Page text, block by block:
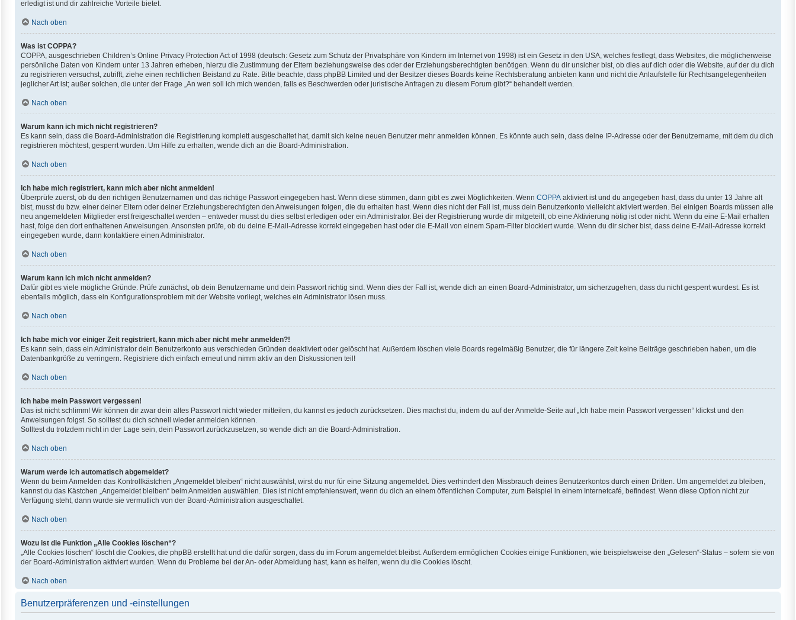
erledigt ist und dir zahlreiche Vorteile bietet.
Nach oben
Was ist COPPA?
COPPA, ausgeschrieben Children’s Online Privacy Protection Act of 1998 (deutsch: Gesetz zum Schutz der Privatsphäre von Kindern im Internet von 1998) ist ein Gesetz in den USA, welches festlegt, dass Websites, die möglicherweise
persönliche Daten von Kindern unter 13 Jahren erheben, hierzu die Zustimmung der Eltern beziehungsweise des oder der Erziehungsberechtigten benötigen. Wenn du dir unsicher bist, ob dies auf dich oder die Website, auf der du dich
zu registrieren versuchst, zutrifft, ziehe einen rechtlichen Beistand zu Rate. Bitte beachte, dass phpBB Limited und der Besitzer dieses Boards keine Rechtsberatung anbieten kann und nicht die Anlaufstelle für Rechtsangelegenheiten
jeglicher Art ist; außer solchen, die unter der Frage „An wen soll ich mich wenden, falls es Beschwerden oder juristische Anfragen zu diesem Forum gibt?“ behandelt werden.
Nach oben
Warum kann ich mich nicht registrieren?
Es kann sein, dass die Board-Administration die Registrierung komplett ausgeschaltet hat, damit sich keine neuen Benutzer mehr anmelden können. Es könnte auch sein, dass deine IP-Adresse oder der Benutzername, mit dem du dich
registrieren möchtest, gesperrt wurden. Um Hilfe zu erhalten, wende dich an die Board-Administration.
Nach oben
Ich habe mich registriert, kann mich aber nicht anmelden!
Überprüfe zuerst, ob du den richtigen Benutzernamen und das richtige Passwort eingegeben hast. Wenn diese stimmen, dann gibt es zwei Möglichkeiten. Wenn COPPA aktiviert ist und du angegeben hast, dass du unter 13 Jahre alt
bist, musst du bzw. einer deiner Eltern oder deiner Erziehungsberechtigten den Anweisungen folgen, die du erhalten hast. Wenn dies nicht der Fall ist, muss dein Benutzerkonto vielleicht aktiviert werden. Bei einigen Boards müssen alle
neu angemeldeten Mitglieder erst freigeschaltet werden – entweder musst du dies selbst erledigen oder ein Administrator. Bei der Registrierung wurde dir mitgeteilt, ob eine Aktivierung nötig ist oder nicht. Wenn du eine E-Mail erhalten
hast, folge den dort enthaltenen Anweisungen. Ansonsten prüfe, ob du deine E-Mail-Adresse korrekt eingegeben hast oder die E-Mail von einem Spam-Filter blockiert wurde. Wenn du dir sicher bist, dass deine E-Mail-Adresse korrekt
eingegeben wurde, dann kontaktiere einen Administrator.
Nach oben
Warum kann ich mich nicht anmelden?
Dafür gibt es viele mögliche Gründe. Prüfe zunächst, ob dein Benutzername und dein Passwort richtig sind. Wenn dies der Fall ist, wende dich an einen Board-Administrator, um sicherzugehen, dass du nicht gesperrt wurdest. Es ist
ebenfalls möglich, dass ein Konfigurationsproblem mit der Website vorliegt, welches ein Administrator lösen muss.
Nach oben
Ich habe mich vor einiger Zeit registriert, kann mich aber nicht mehr anmelden?!
Es kann sein, dass ein Administrator dein Benutzerkonto aus verschieden Gründen deaktiviert oder gelöscht hat. Außerdem löschen viele Boards regelmäßig Benutzer, die für längere Zeit keine Beiträge geschrieben haben, um die
Datenbankgröße zu verringern. Registriere dich einfach erneut und nimm aktiv an den Diskussionen teil!
Nach oben
Ich habe mein Passwort vergessen!
Das ist nicht schlimm! Wir können dir zwar dein altes Passwort nicht wieder mitteilen, du kannst es jedoch zurücksetzen. Dies machst du, indem du auf der Anmelde-Seite auf „Ich habe mein Passwort vergessen“ klickst und den
Anweisungen folgst. So solltest du dich schnell wieder anmelden können.
Solltest du trotzdem nicht in der Lage sein, dein Passwort zurückzusetzen, so wende dich an die Board-Administration.
Nach oben
Warum werde ich automatisch abgemeldet?
Wenn du beim Anmelden das Kontrollkästchen „Angemeldet bleiben“ nicht auswählst, wirst du nur für eine Sitzung angemeldet. Dies verhindert den Missbrauch deines Benutzerkontos durch einen Dritten. Um angemeldet zu bleiben,
kannst du das Kästchen „Angemeldet bleiben“ beim Anmelden auswählen. Dies ist nicht empfehlenswert, wenn du dich an einem öffentlichen Computer, zum Beispiel in einem Internetcafé, befindest. Wenn diese Option nicht zur
Verfügung steht, dann wurde sie vermutlich von der Board-Administration ausgeschaltet.
Nach oben
Wozu ist die Funktion „Alle Cookies löschen“?
„Alle Cookies löschen“ löscht die Cookies, die phpBB erstellt hat und die dafür sorgen, dass du im Forum angemeldet bleibst. Außerdem ermöglichen Cookies einige Funktionen, wie beispielsweise den „Gelesen“-Status – sofern sie von
der Board-Administration aktiviert wurden. Wenn du Probleme bei der An- oder Abmeldung hast, kann es helfen, wenn du die Cookies löscht.
Nach oben
Benutzerpräferenzen und -einstellungen